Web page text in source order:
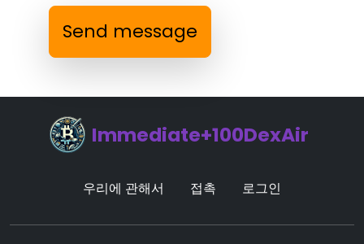
Send message
Immediate+100DexAir
우리에 관해서 접촉 로그인